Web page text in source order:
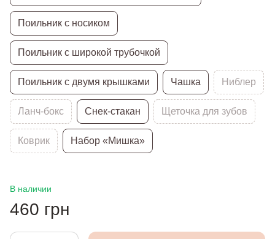
Поильник с носиком
Поильник с широкой трубочкой
Поильник с двумя крышками Чашка Ниблер
Ланч-бокс Снек-стакан Щеточка для зубов
Коврик Набор «Мишка»
В наличии
460 грн